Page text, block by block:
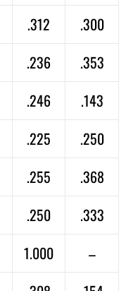
.312 .300
.236 .353
.246 .143
.225 .250
.255 .368
.250 .333
1.000 –